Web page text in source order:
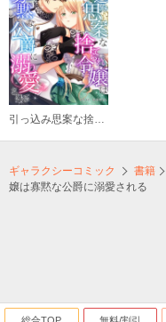
引っ込み思案な捨てられ令嬢は寡黙な公爵に溺愛される
ギャラクシーコミック 書籍
嬢は寡黙な公爵に溺愛される